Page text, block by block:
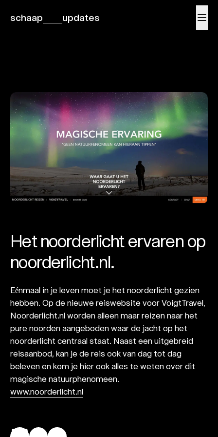
schaap updates
Het noorderlicht ervaren op
noorderlicht.nl.
Eénmaal in je leven moet je het noorderlicht gezien
hebben. Op de nieuwe reiswebsite voor VoigtTravel,
Noorderlicht.nl worden alleen maar reizen naar het
pure noorden aangeboden waar de jacht op het
noorderlicht centraal staat. Naast een uitgebreid
reisaanbod, kan je de reis ook van dag tot dag
beleven en kom je hier ook alles te weten over dit
magische natuurphenomeen.
www.noorderlicht.nl